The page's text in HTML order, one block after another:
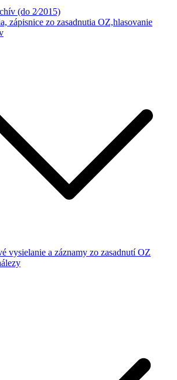
(do 2⁄2015)
zápisnice zo zasadnutia OZ,hlasovanie
vysielanie a záznamy zo zasadnutí OZ